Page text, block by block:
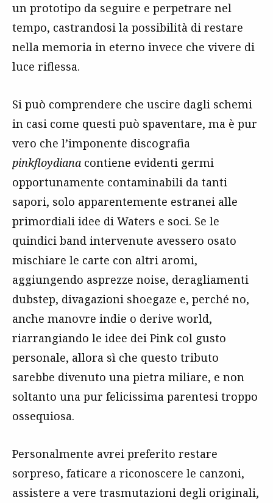
un prototipo da seguire e perpetrare nel
tempo, castrandosi la possibilità di restare
nella memoria in eterno invece che vivere di
luce riflessa.
Si può comprendere che uscire dagli schemi
in casi come questi può spaventare, ma è pur
vero che l’imponente discografia
pinkfloydiana contiene evidenti germi
opportunamente contaminabili da tanti
sapori, solo apparentemente estranei alle
primordiali idee di Waters e soci. Se le
quindici band intervenute avessero osato
mischiare le carte con altri aromi,
aggiungendo asprezze noise, deragliamenti
dubstep, divagazioni shoegaze e, perché no,
anche manovre indie o derive world,
riarrangiando le idee dei Pink col gusto
personale, allora sì che questo tributo
sarebbe divenuto una pietra miliare, e non
soltanto una pur felicissima parentesi troppo
ossequiosa.
Personalmente avrei preferito restare
sorpreso, faticare a riconoscere le canzoni,
assistere a vere trasmutazioni degli originali,